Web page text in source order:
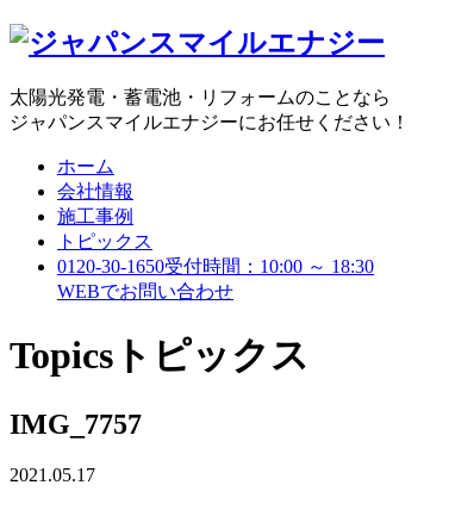
太陽光発電・蓄電池・リフォームのことなら
ジャパンスマイルエナジーにお任せください！
ホーム
会社情報
施工事例
トピックス
0120-30-1650受付時間：10:00 ～ 18:30
WEBでお問い合わせ
Topics トピックス
IMG_7757
2021.05.17